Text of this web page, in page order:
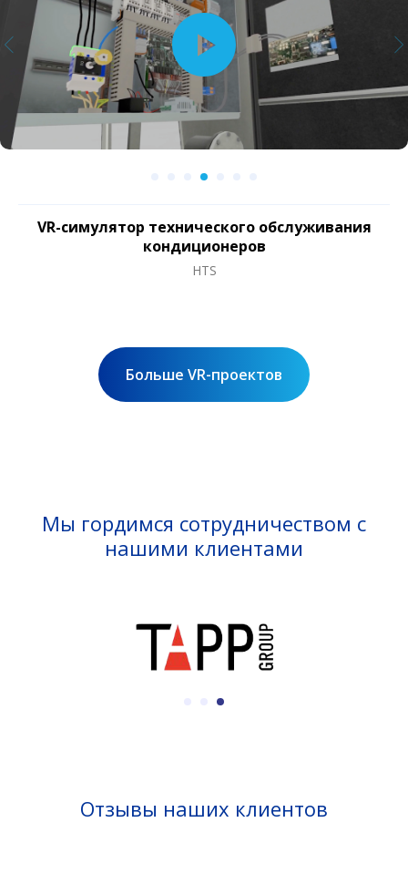
VR-симулятор технического обслуживания
кондиционеров
HTS
Больше VR-проектов
Мы гордимся сотрудничеством с
нашими клиентами
Отзывы наших клиентов